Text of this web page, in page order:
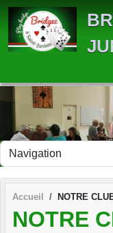
Accueil NOTRE
NOTRE
Panneau de gestion